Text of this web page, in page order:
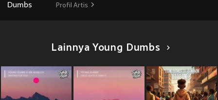
Profil Artis
Lainnya Young Dumbs